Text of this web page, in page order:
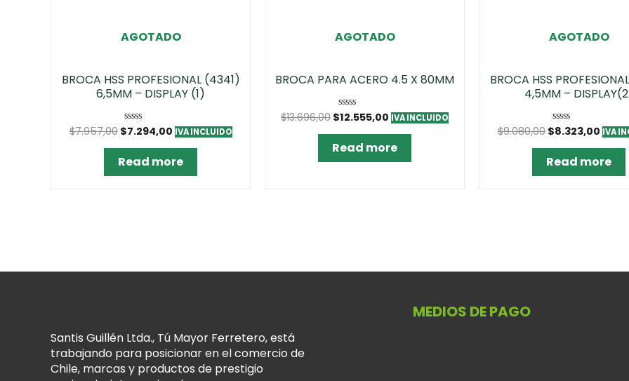
AGOTADO
BROCA HSS PROFESIONAL (4341)
6,5MM – DISPLAY (1)
Rated
out
of
5
$7.957,00 $7.294,00 IVA INCLUIDO
Read more
AGOTADO
BROCA PARA ACERO 4.5 X 80MM
Rated
out
of
5
$13.696,00 $12.555,00 IVA INCLUIDO
Read more
AGOTADO
BROCA HSS
4,5MM –
Rated
out
of
5
$9.080,00 $8.323,00 IVA
Read more
Santis Guillén Ltda., Tú Mayor Ferretero, está
trabajando para posicionar en el comercio de
Chile, marcas y productos de prestigio
MEDIOS DE PAGO